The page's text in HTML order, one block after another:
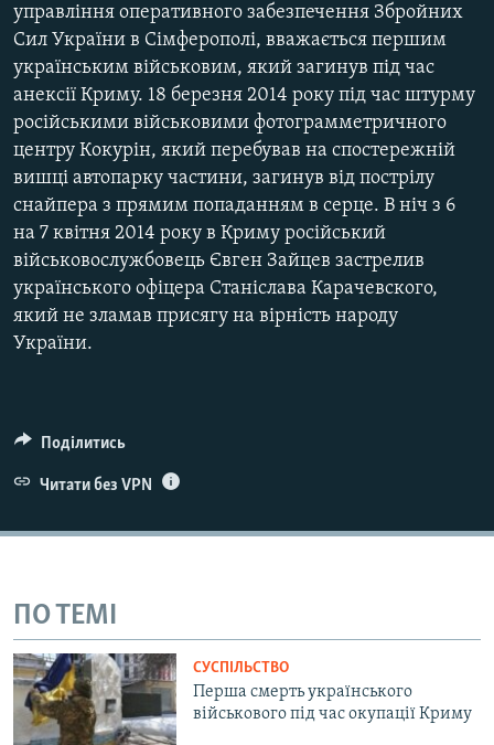
управління оперативного забезпечення Збройних
Сил України в Сімферополі, вважається першим
українським військовим, який загинув під час
анексії Криму. 18 березня 2014 року під час штурму
російськими військовими фотограмметричного
центру Кокурін, який перебував на спостережній
вишці автопарку частини, загинув від пострілу
снайпера з прямим попаданням в серце. В ніч з 6
на 7 квітня 2014 року в Криму російський
військовослужбовець Євген Зайцев застрелив
українського офіцера Станіслава Карачевского,
який не зламав присягу на вірність народу
України.
Поділитись
Читати без VPN
ПО ТЕМІ
СУСПІЛЬСТВО
Перша смерть українського
військового під час окупації Криму